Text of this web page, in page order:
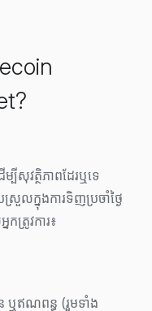
បីសុវត្ថិភាពដែរឬទេ
រួលក្នុងការទិញប្រចាំថ្ងៃ
ត្រូវការ៖
ឥណពន្ធ (រួមទាំង